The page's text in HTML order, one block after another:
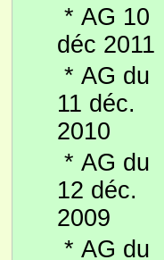
* AG 10
déc 2011
* AG du
11 déc.
2010
* AG du
12 déc.
2009
* AG du